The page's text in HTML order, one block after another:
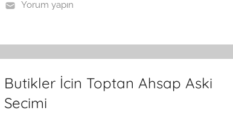
Yorum yapın
Butikler İcin Toptan Ahsap Aski
Secimi